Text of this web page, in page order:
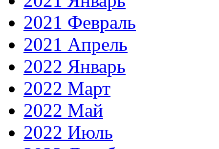
2021 Февраль
2021 Апрель
2022 Январь
2022 Март
2022 Май
2022 Июль